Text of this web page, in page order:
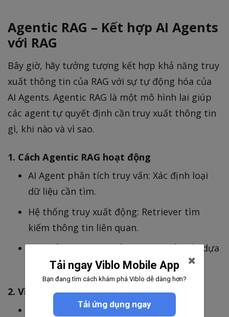
Agentic RAG – Kết hợp AI Agents
với RAG
Bây giờ, hãy tưởng tượng kết hợp khả năng truy
xuất thông tin của RAG với sự tự động hóa của
AI Agents. Agentic RAG là một mô hình lai giúp
các agent tự quyết định cần truy xuất thông tin
gì, khi nào và vì sao.
1. Cách Agentic RAG hoạt động
AI Agent phân tích truy vấn: Xác định loại
dữ liệu cần tìm.
Hệ thống truy xuất động: Retriever tìm
kiếm thông tin liên quan.
LLM tổng hợp câu trả lời: Tạo phản hồi dựa
trên dữ liệu đã truy xuất.
2. Vì sao Agentic RAG quan trọng?
Truy xuất thông tin thông minh hơn: AI
Tải ngay Viblo Mobile App
Bạn đang tìm cách khám phá Viblo dễ dàng hơn?
Tải ứng dụng ngay